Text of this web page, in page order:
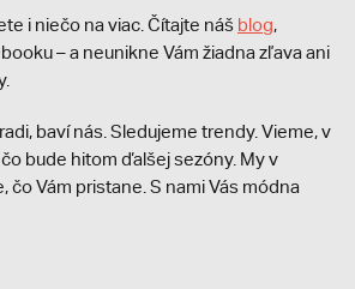
i niečo na viac. Čítajte náš blog,
– a neunikne Vám žiadna zľava ani
baví nás. Sledujeme trendy. Vieme, v
bude hitom ďalšej sezóny. My v
čo Vám pristane. S nami Vás módna